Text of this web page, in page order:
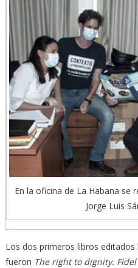
En la oficina de La Habana se
Jorge Luis
Los dos primeros libros
fueron The right to dignity.